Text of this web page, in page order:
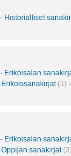
· Historialliset
· Erikoisalan
Erikoissanakirjat (1) ·
· Erikoisalan
Oppijan sanakirjat (3)